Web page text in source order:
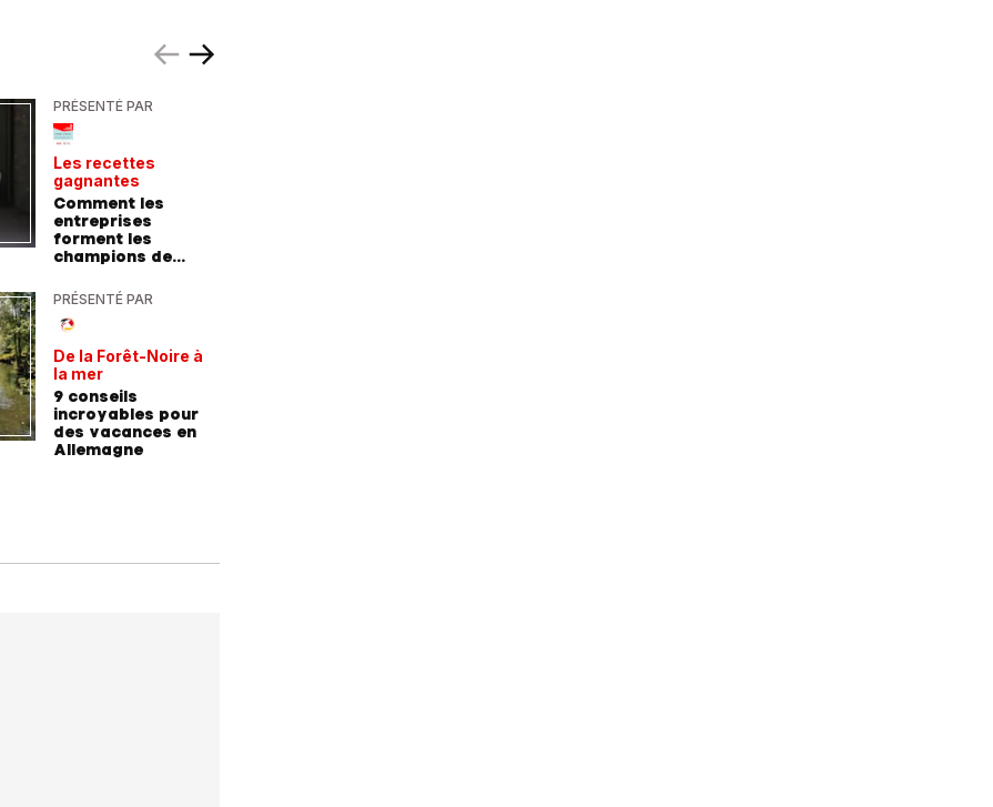
PRÉSENTÉ PAR
Les recettes
gagnantes
Comment les
entreprises
forment les
champions de
PRÉSENTÉ PAR
De la Forêt-Noire à
la mer
9 conseils
incroyables pour
des vacances en
Allemagne